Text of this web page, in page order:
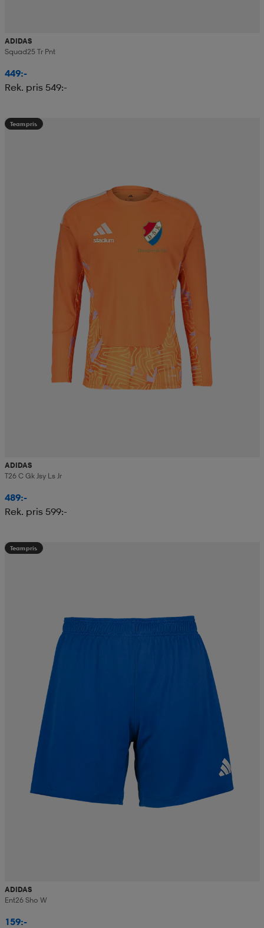
ADIDAS
Squad25 Tr Pnt
449:-
Rek. pris 549:-
Teampris
ADIDAS
T26 C Gk Jsy Ls Jr
489:-
Rek. pris 599:-
Teampris
ADIDAS
Ent26 Sho W
159:-